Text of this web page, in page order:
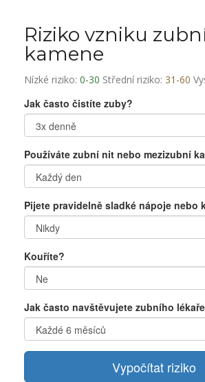
Riziko vzniku
kamene
Nízké riziko: 0-30 Střední riziko: 31-60
Jak často čistíte zuby?
Používáte zubní nit nebo mezizubní
Pijete pravidelně sladké nápoje nebo
Kouříte?
Jak často navštěvujete zubního
Vypočítat riziko